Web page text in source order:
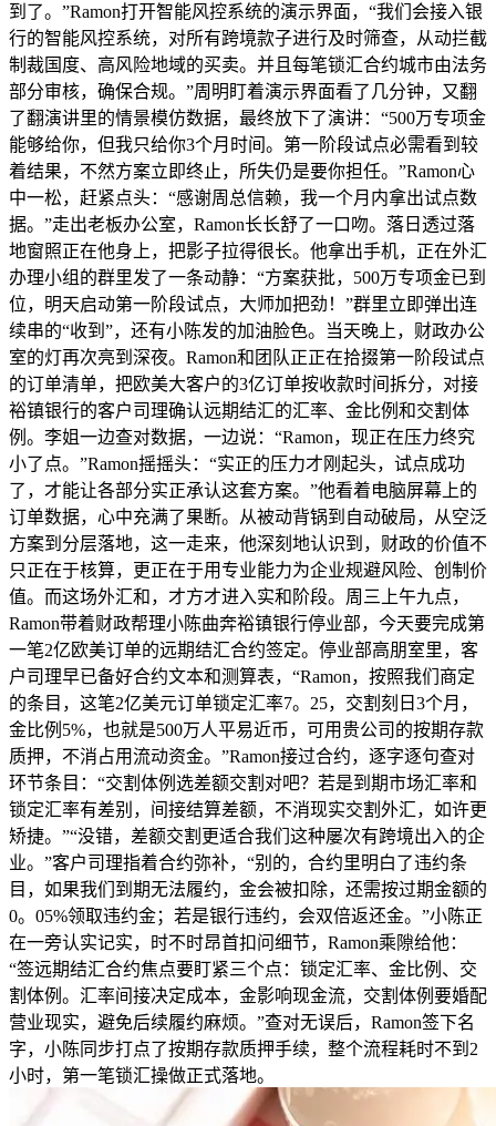
到了。”Ramon打开智能风控系统的演示界面，“我们会接入银
行的智能风控系统，对所有跨境款子进行及时筛查，从动拦截
制裁国度、高风险地域的买卖。并且每笔锁汇合约城市由法务
部分审核，确保合规。”周明盯着演示界面看了几分钟，又翻
了翻演讲里的情景模仿数据，最终放下了演讲：“500万专项金
能够给你，但我只给你3个月时间。第一阶段试点必需看到较
着结果，不然方案立即终止，所失仍是要你担任。”Ramon心
中一松，赶紧点头：“感谢周总信赖，我一个月内拿出试点数
据。”走出老板办公室，Ramon长长舒了一口吻。落日透过落
地窗照正在他身上，把影子拉得很长。他拿出手机，正在外汇
办理小组的群里发了一条动静：“方案获批，500万专项金已到
位，明天启动第一阶段试点，大师加把劲！”群里立即弹出连
续串的“收到”，还有小陈发的加油脸色。当天晚上，财政办公
室的灯再次亮到深夜。Ramon和团队正正在拾掇第一阶段试点
的订单清单，把欧美大客户的3亿订单按收款时间拆分，对接
裕镇银行的客户司理确认远期结汇的汇率、金比例和交割体
例。李姐一边查对数据，一边说：“Ramon，现正在压力终究
小了点。”Ramon摇摇头：“实正的压力才刚起头，试点成功
了，才能让各部分实正承认这套方案。”他看着电脑屏幕上的
订单数据，心中充满了果断。从被动背锅到自动破局，从空泛
方案到分层落地，这一走来，他深刻地认识到，财政的价值不
只正在于核算，更正在于用专业能力为企业规避风险、创制价
值。而这场外汇和，才方才进入实和阶段。周三上午九点，
Ramon带着财政帮理小陈曲奔裕镇银行停业部，今天要完成第
一笔2亿欧美订单的远期结汇合约签定。停业部高朋室里，客
户司理早已备好合约文本和测算表，“Ramon，按照我们商定
的条目，这笔2亿美元订单锁定汇率7。25，交割刻日3个月，
金比例5%，也就是500万人平易近币，可用贵公司的按期存款
质押，不消占用流动资金。”Ramon接过合约，逐字逐句查对
环节条目：“交割体例选差额交割对吧？若是到期市场汇率和
锁定汇率有差别，间接结算差额，不消现实交割外汇，如许更
矫捷。”“没错，差额交割更适合我们这种屡次有跨境出入的企
业。”客户司理指着合约弥补，“别的，合约里明白了违约条
目，如果我们到期无法履约，金会被扣除，还需按过期金额的
0。05%领取违约金；若是银行违约，会双倍返还金。”小陈正
在一旁认实记实，时不时昂首扣问细节，Ramon乘隙给他：
“签远期结汇合约焦点要盯紧三个点：锁定汇率、金比例、交
割体例。汇率间接决定成本，金影响现金流，交割体例要婚配
营业现实，避免后续履约麻烦。”查对无误后，Ramon签下名
字，小陈同步打点了按期存款质押手续，整个流程耗时不到2
小时，第一笔锁汇操做正式落地。